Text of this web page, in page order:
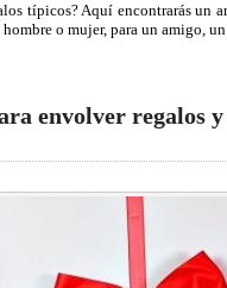
típicos? Aquí encontrarás
o mujer, para un amigo,
envolver regalos